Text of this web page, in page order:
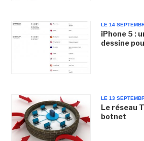
LE 14
iPhone 5 :
dessine
LE 13
Le réseau
botnet